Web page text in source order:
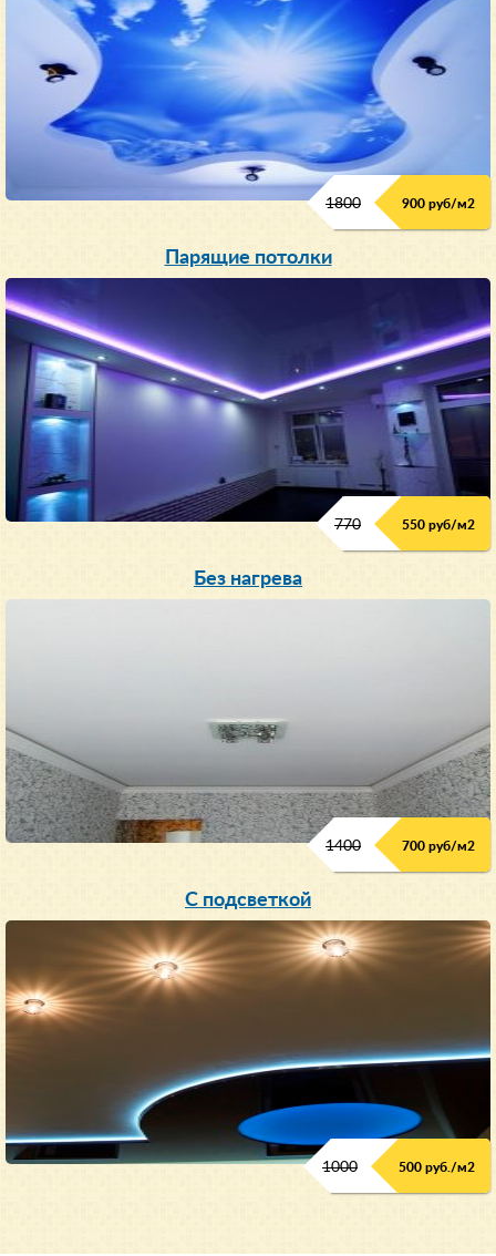
1800 900 руб/м2
Парящие потолки
770 550 руб/м2
Без нагрева
1400 700 руб/м2
С подсветкой
1000 500 руб./м2